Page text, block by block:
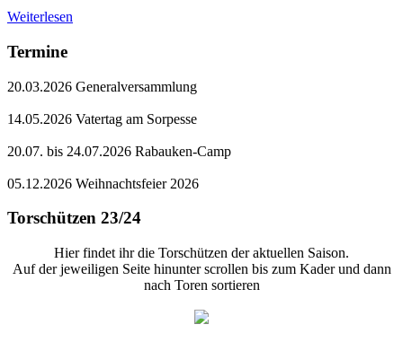
Weiterlesen
Termine
20.03.2026 Generalversammlung
14.05.2026 Vatertag am Sorpesse
20.07. bis 24.07.2026 Rabauken-Camp
05.12.2026 Weihnachtsfeier 2026
Torschützen 23/24
Hier findet ihr die Torschützen der aktuellen Saison.
Auf der jeweiligen Seite hinunter scrollen bis zum Kader und dann
nach Toren sortieren